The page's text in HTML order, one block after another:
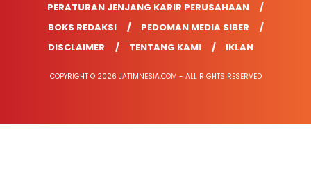
PERATURAN JENJANG KARIR PERUSAHAAN
BOKS REDAKSI
PEDOMAN MEDIA SIBER
DISCLAIMER
TENTANG KAMI IKLAN
COPYRIGHT © 2026 JATIMNESIA.COM - ALL RIGHTS RESERVED